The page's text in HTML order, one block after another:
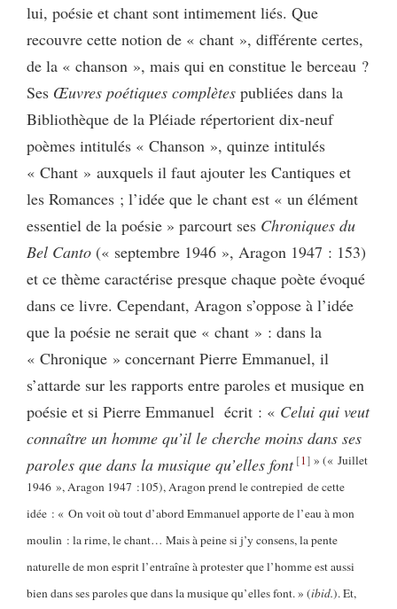
lui, poésie et chant sont intimement liés. Que
recouvre cette notion de « chant », différente certes,
de la « chanson », mais qui en constitue le berceau ?
Ses Œuvres poétiques complètes publiées dans la
Bibliothèque de la Pléiade répertorient dix-neuf
poèmes intitulés « Chanson », quinze intitulés
« Chant » auxquels il faut ajouter les Cantiques et
les Romances ; l’idée que le chant est « un élément
essentiel de la poésie » parcourt ses Chroniques du
Bel Canto (« septembre 1946 », Aragon 1947 : 153)
et ce thème caractérise presque chaque poète évoqué
dans ce livre. Cependant, Aragon s’oppose à l’idée
que la poésie ne serait que « chant » : dans la
« Chronique » concernant Pierre Emmanuel, il
s’attarde sur les rapports entre paroles et musique en
poésie et si Pierre Emmanuel écrit : « Celui qui veut
connaître un homme qu’il le cherche moins dans ses
paroles que dans la musique qu’elles font 1 » (« Juillet
1946 », Aragon 1947 :105), Aragon prend le contrepied de cette
idée : « On voit où tout d’abord Emmanuel apporte de l’eau à mon
moulin : la rime, le chant… Mais à peine si j’y consens, la pente
naturelle de mon esprit l’entraîne à protester que l’homme est aussi
bien dans ses paroles que dans la musique qu’elles font. » (ibid.). Et,